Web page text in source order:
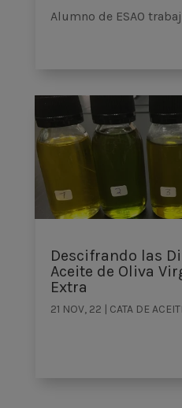
Alumno de ESAO
Descifrando las
Aceite de Oliva
Extra
21 NOV, 22 | CATA DE